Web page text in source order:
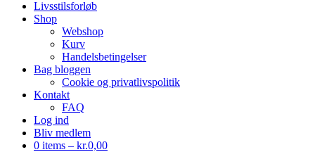
Livsstilsforløb
Shop
Webshop
Kurv
Handelsbetingelser
Bag bloggen
Cookie og privatlivspolitik
Kontakt
FAQ
Log ind
Bliv medlem
0 items – kr.0,00